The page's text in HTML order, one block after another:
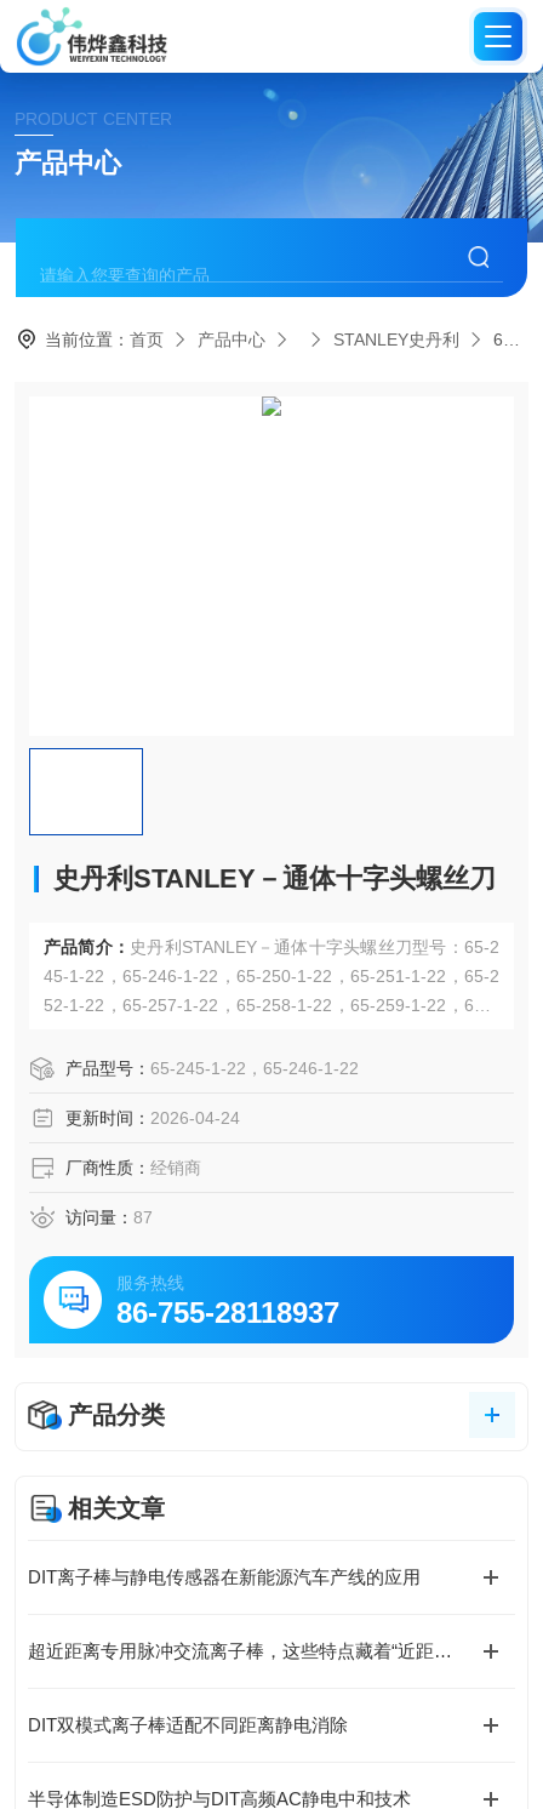
PRODUCT CENTER
产品中心
当前位置：首页 产品中心 STANLEY史丹利 65-245-1-22，65-246-1-22史丹利STANLEY－通体十字头螺丝刀
史丹利STANLEY－通体十字头螺丝刀
产品简介： 史丹利STANLEY－通体十字头螺丝刀型号：65-2
45-1-22，65-246-1-22，65-250-1-22，65-251-1-22，65-2
52-1-22，65-257-1-22，65-258-1-22，65-259-1-22，65-2
钒刚制成。 TPR手柄，握持舒适。
产品型号： 65-245-1-22，65-246-1-22
更新时间： 2026-04-24
厂商性质： 经销商
访问量： 87
服务热线
86-755-28118937
产品分类
相关文章
DIT离子棒与静电传感器在新能源汽车产线的应用
超近距离专用脉冲交流离子棒，这些特点藏着“近距离高效”的关键！
DIT双模式离子棒适配不同距离静电消除
半导体制造ESD防护与DIT高频AC静电中和技术